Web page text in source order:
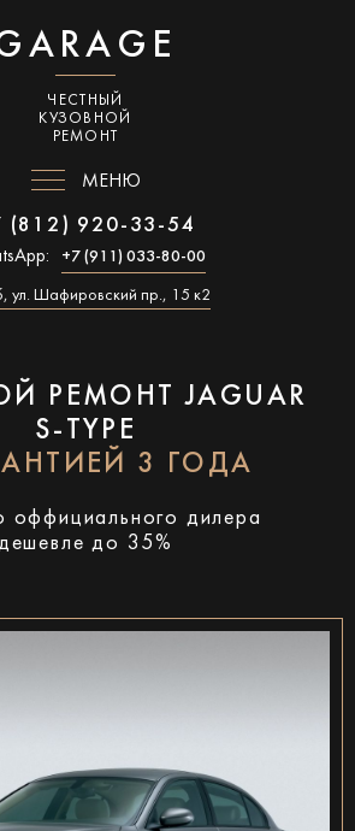
ЧЕСТНЫЙ
КУЗОВНОЙ
РЕМОНТ
МЕНЮ
(812) 920-33-54
+7 (911) 033-80-00
ул. Шафировский пр., 15 к2
РЕМОНТ JAGUAR
S-TYPE
3 ГОДА
оффициального дилера
до 35%